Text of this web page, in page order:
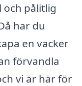
och pålitlig
har du
en vacker
förvandla
vi är här för